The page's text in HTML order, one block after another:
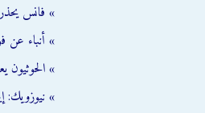
» فانس
» أنباء عن
» الحوثيون
» نيوزويك: